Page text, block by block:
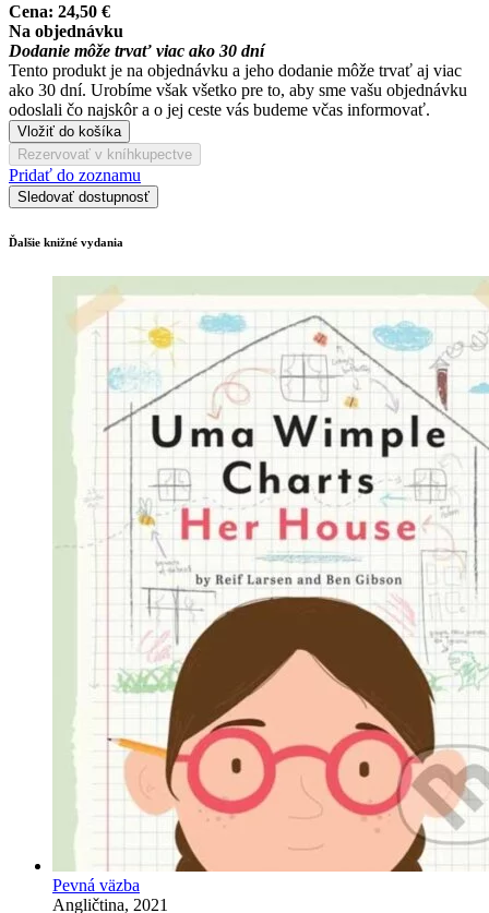
Cena: 24,50 €
Na objednávku
Dodanie môže trvať viac ako 30 dní
Tento produkt je na objednávku a jeho dodanie môže trvať aj viac
ako 30 dní. Urobíme však všetko pre to, aby sme vašu objednávku
odoslali čo najskôr a o jej ceste vás budeme včas informovať.
Vložiť do košíka
Rezervovať v kníhkupectve
Pridať do zoznamu
Sledovať dostupnosť
Ďalšie knižné vydania
Pevná väzba
Angličtina, 2021